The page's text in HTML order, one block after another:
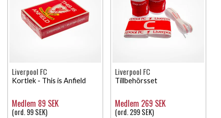
Liverpool FC
Kortlek - This is Anfield
Medlem 89 SEK
(ord. 99 SEK)
Liverpool FC
Tillbehörsset
Medlem 269 SEK
(ord. 299 SEK)